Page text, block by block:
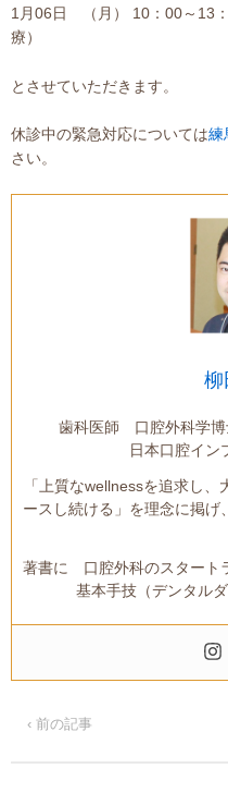
1月06日 （月） 10：00～13
療）
とさせていただきます。
休診中の緊急対応については練
さい。
柳
歯科医師 口腔外科学
日本口腔イン
「上質なwellnessを追求し
ースし続ける」を理念に掲げ
著書に 口腔外科のスタート
基本手技（デンタル
‹ 前の記事